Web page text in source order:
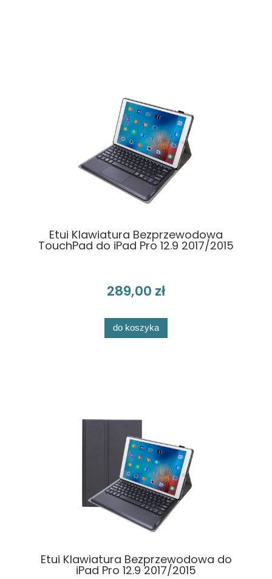
Etui Klawiatura Bezprzewodowa
TouchPad do iPad Pro 12.9 2017/2015
289,00 zł
do koszyka
Etui Klawiatura Bezprzewodowa do
iPad Pro 12.9 2017/2015